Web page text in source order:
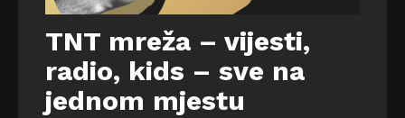
TNT mreža – vijesti,
radio, kids – sve na
jednom mjestu